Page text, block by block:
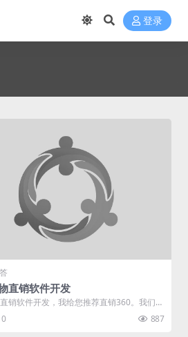
登录
直销软件开发
销软件开发，我给您推荐直销360。我们专
件行业多年，有着多种...
0 887